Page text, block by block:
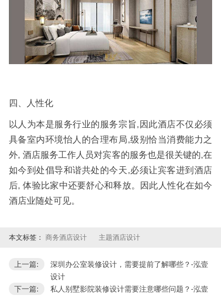
四、人性化
以人为本是服务行业的服务宗旨,因此酒店不仅必须
具备室内环境怡人的合理布局,级别恰当消费能力之
外, 酒店服务工作人员对宾客的服务也是很关键的,在
如今到处倡导和谐共处的今天,必须让宾客进到酒店
后, 体验比家中还要舒心和释放。因此人性化在如今
酒店业随处可见。
本文标签： 商务酒店设计 主题酒店设计
上一篇:
深圳办公室装修设计，需要提前了解哪些？-泓壹
设计
下一篇:
私人别墅影院装修设计需要注意哪些问题？-泓壹